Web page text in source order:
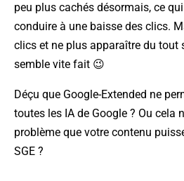
peu plus cachés désormais, ce
conduire à une baisse des clics.
clics et ne plus apparaître du tout
semble vite fait 😉
Déçu que Google-Extended ne
toutes les IA de Google ? Ou cela
problème que votre contenu
SGE ?